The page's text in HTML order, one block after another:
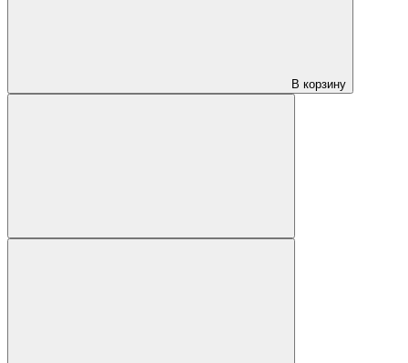
В корзину